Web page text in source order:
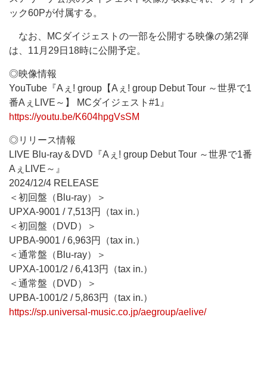
ック60Pが付属する。
なお、MCダイジェストの一部を公開する映像の第2弾
は、11月29日18時に公開予定。
◎映像情報
YouTube『Aぇ! group【Aぇ! group Debut Tour ～世界で1
番AぇLIVE～】 MCダイジェスト#1』
https://youtu.be/K604hpgVsSM
◎リリース情報
LIVE Blu-ray＆DVD『Aぇ! group Debut Tour ～世界で1番
AぇLIVE～』
2024/12/4 RELEASE
＜初回盤（Blu-ray）＞
UPXA-9001 / 7,513円（tax in.）
＜初回盤（DVD）＞
UPBA-9001 / 6,963円（tax in.）
＜通常盤（Blu-ray）＞
UPXA-1001/2 / 6,413円（tax in.）
＜通常盤（DVD）＞
UPBA-1001/2 / 5,863円（tax in.）
https://sp.universal-music.co.jp/aegroup/aelive/